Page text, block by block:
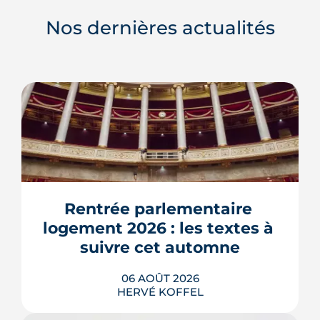
Nos dernières actualités
Rentrée parlementaire
logement 2026 : les textes à
suivre cet automne
06 AOÛT 2026
HERVÉ KOFFEL